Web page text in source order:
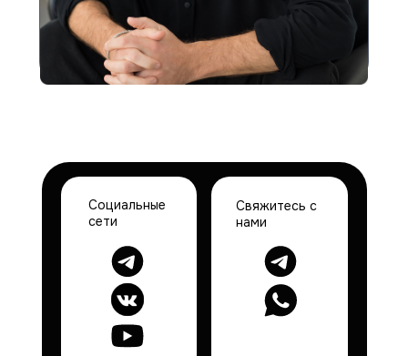
Свяжитесь с
нами
Социальные
сети